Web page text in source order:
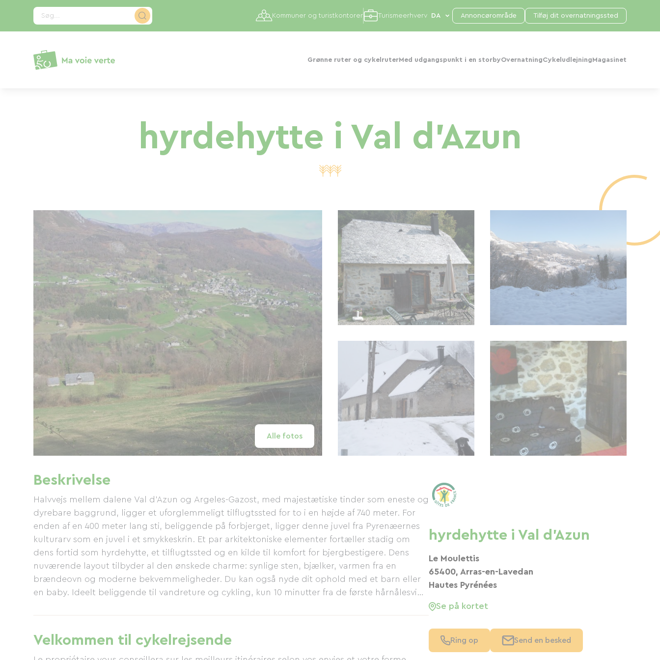
Søg...
Grønne ruter og cykelruterMed udgangspunkt i en storbyOvernatningCykeludlejning Magasinet
Kommuner og turistkontorer Turismeerhverv Annoncørområde Tilføj dit overnatningssted
hyrdehytte i Val d'Azun
Alle fotos
Beskrivelse
Halvvejs mellem dalene Val d'Azun og Argeles-Gazost, med majestætiske tinder som eneste og
dyrebare baggrund, ligger et uforglemmeligt tilflugtssted for to i en højde af 740 meter. For
enden af ​​en 400 meter lang sti, beliggende på forbjerget, ligger denne juvel fra Pyrenæernes
kulturarv som en juvel i et smykkeskrin. Et par arkitektoniske elementer fortæller stadig om
dens fortid som hyrdehytte, et tilflugtssted og en kilde til komfort for bjergbestigere. Dens
nuværende layout tilbyder al den ønskede charme: synlige sten, bjælker, varmen fra en
brændeovn og moderne bekvemmeligheder. Du kan også nyde dit ophold med et barn eller
en baby. Ideelt beliggende til vandreture og cykling, kun 10 minutter fra de første hårnålesving
opvaskemaskine, lille køleskab, separat toilet, soveværelse på mezzanin (en dobbeltseng (140
cm) og en enkeltseng til et barn), badeværelse med bruser i åben forbindelse med
Velkommen til cykelrejsende
hyrdehytte i Val d'Azun
Le Moulettis
65400, Arras-en-Lavedan
Hautes Pyrénées
Se på kortet
Ring op Send en besked
CCookie-styringspanel